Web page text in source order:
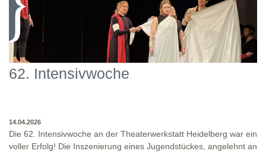
62. Intensivwoche
14.04.2026
Die 62. Intensivwoche an der Theaterwerkstatt Heidelberg war ein
voller Erfolg! Die Inszenierung eines Jugendstückes, angelehnt an